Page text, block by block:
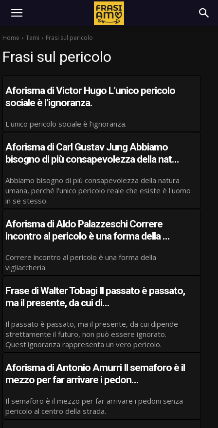
Home Temi Frasi sul pericolo
Frasi sul pericolo
Aforisma di Victor Hugo L’unico pericolo
sociale è l’ignoranza.
L'unico pericolo sociale è l'ignoranza.
Aforisma di Carl Gustav Jung Abbiamo
bisogno di più consapevolezza della nat…
Abbiamo bisogno di più consapevolezza della natura
umana, perché l'unico pericolo reale che esiste è l'uomo
in se stesso.
Aforisma di Aldo Palazzeschi Correre
incontro al pericolo è una forma della …
Correre incontro al pericolo è una forma della
vigliaccheria.
Frase di Walter Tobagi Il passato è passato,
ma il presente, da cui di…
Il passato è passato, ma il presente, da cui dipende
strettamente il futuro, non può essere ignorato.
Quest'ignoranza rappresenta un vero pericolo.
Aforisma di Antonio Amurri Il semaforo è il
mezzo per far arrivare i pedon…
Il semaforo è il mezzo per far arrivare i pedoni senza
pericolo al centro della strada.